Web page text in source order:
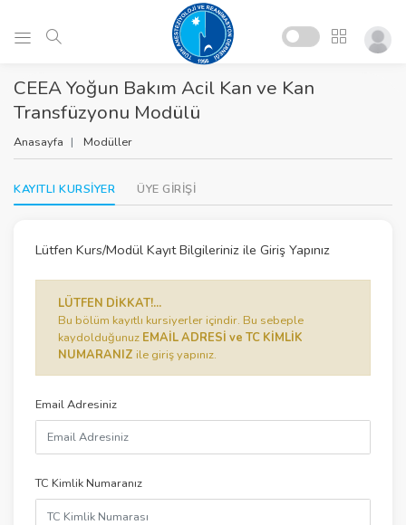
CEEA Yoğun Bakım Acil Kan ve Kan
Transfüzyonu Modülü
Anasayfa Modüller
KAYITLI KURSİYER ÜYE GİRİŞİ
Lütfen Kurs/Modül Kayıt Bilgileriniz ile Giriş Yapınız
LÜTFEN DİKKAT!...
Bu bölüm kayıtlı kursiyerler içindir. Bu sebeple
kaydolduğunuz EMAİL ADRESİ ve TC KİMLİK
NUMARANIZ ile giriş yapınız.
Email Adresiniz
TC Kimlik Numaranız